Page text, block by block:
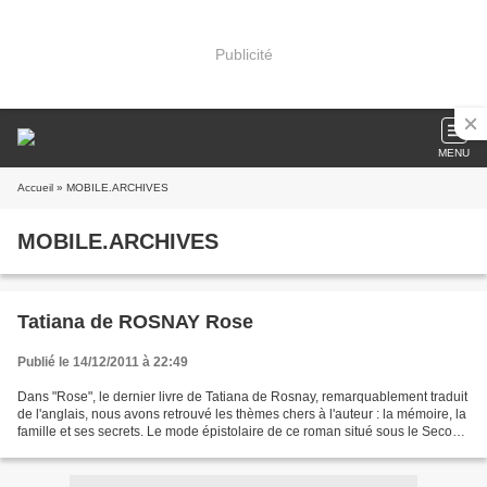
Publicité
MENU
Accueil » MOBILE.ARCHIVES
MOBILE.ARCHIVES
Tatiana de ROSNAY Rose
Publié le 14/12/2011 à 22:49
Dans "Rose", le dernier livre de Tatiana de Rosnay, remarquablement traduit
de l'anglais, nous avons retrouvé les thèmes chers à l'auteur : la mémoire, la
famille et ses secrets. Le mode épistolaire de ce roman situé sous le Second